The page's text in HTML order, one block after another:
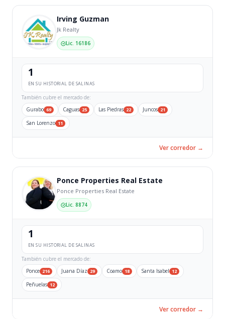
Irving Guzman
Jk Realty
Lic. 16186
1
EN SU HISTORIAL DE SALINAS
También cubre el mercado de:
Gurabo 69 Caguas 25 Las Piedras 22 Juncos 21
San Lorenzo 11
Ver corredor →
Ponce Properties Real Estate
Ponce Properties Real Estate
Lic. 8874
1
EN SU HISTORIAL DE SALINAS
También cubre el mercado de:
Ponce 216 Juana Díaz 29 Coamo 18 Santa Isabel 12
Peñuelas 12
Ver corredor →